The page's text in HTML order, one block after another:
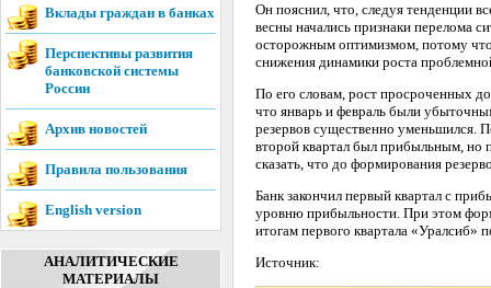
Вклады граждан в банках
Перспективы развития
банковской системы
России
Архив новостей
Правила пользования
English version
АНАЛИТИЧЕСКИЕ
МАТЕРИАЛЫ
Он пояснил, что, следуя тенденции
весны начались признаки перелома
осторожным оптимизмом, потому
снижения динамики роста
По его словам, рост просроченных
что январь и февраль были
резервов существенно уменьшился.
второй квартал был прибыльным,
сказать, что до формирования
Банк закончил первый квартал с
уровню прибыльности. При этом
итогам первого квартала «Уралсиб»
Источник: